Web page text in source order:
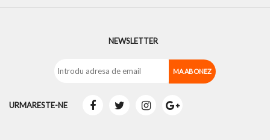
NEWSLETTER
URMARESTE-NE